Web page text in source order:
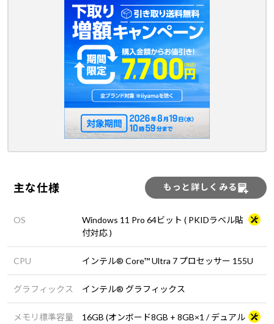
主な仕様 もっと詳しくみる
OS
Windows 11 Pro 64ビット ( PKIDラベル貼
付対応 )
CPU インテル® Core™ Ultra 7 プロセッサー 155U
グラフィックス インテル® グラフィックス
メモリ標準容量
16GB (オンボード8GB + 8GB×1 / デュアル